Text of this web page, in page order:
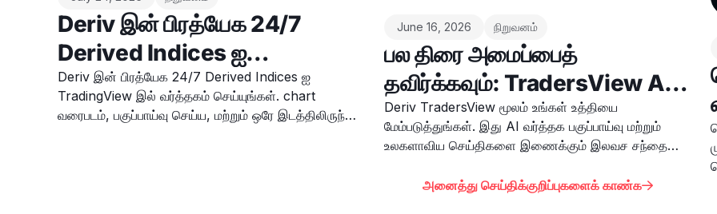
Deriv இன் பிரத்யேக 24/7
Derived Indices ஐ
TradingView இல் நேரடியாக
வர்த்தகம் செய்யுங்கள்
Deriv இன் பிரத்யேக 24/7 Derived Indices ஐ
TradingView இல் வர்த்தகம் செய்யுங்கள். chart
வரைபடம், பகுப்பாய்வு செய்ய, மற்றும் ஒரே இடத்திலிருந்து
June 16, 2026 நிறுவனம்
பல திரை அமைப்பைத்
தவிர்க்கவும்: TradersView AI
வர்த்தக பகுப்பாய்வு, பொருளாதார
நிகழ்வுகள் மற்றும் சந்தைச்
கொண்டுவருகிறது
Deriv TradersView மூலம் உங்கள் உத்தியை
மேம்படுத்துங்கள். இது AI வர்த்தக பகுப்பாய்வு மற்றும்
உலகளாவிய செய்திகளை இணைக்கும் இலவச சந்தை
அனைத்து செய்திக்குறிப்புகளைக் காண்க